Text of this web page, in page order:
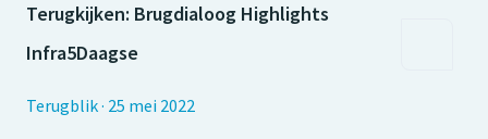
Terugkijken: Brugdialoog Highlights
Infra5Daagse
Terugblik· 25 mei 2022